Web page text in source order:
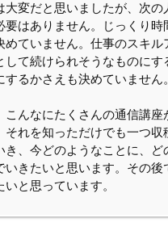
大変だと思いましたが、次
要はありません。じっくり時
めていません。仕事のスキ
して続けられそうなものに
するかさえも決めていません。
こんなにたくさんの通信講
それを知っただけでも一つ
き、今どのようなことに、
いきたいと思います。その後
と思っています。